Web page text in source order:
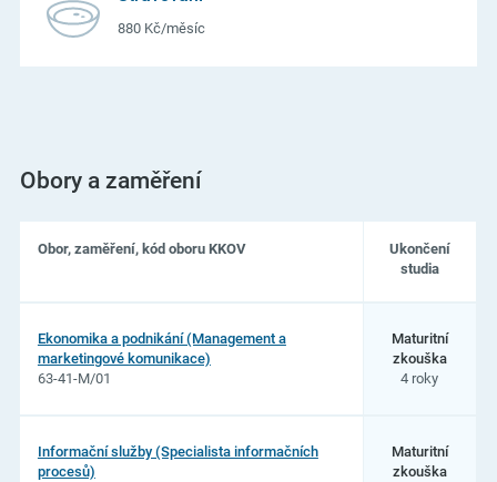
880 Kč/měsíc
Obory a zaměření
oborů
studia
Luhačovice
Obor, zaměření, kód oboru KKOV
Ukončení
studia
Ekonomika a podnikání (Management a
marketingové komunikace)
63-41-M/01
Maturitní
zkouška
4 roky
Informační služby (Specialista informačních
procesů)
Maturitní
zkouška